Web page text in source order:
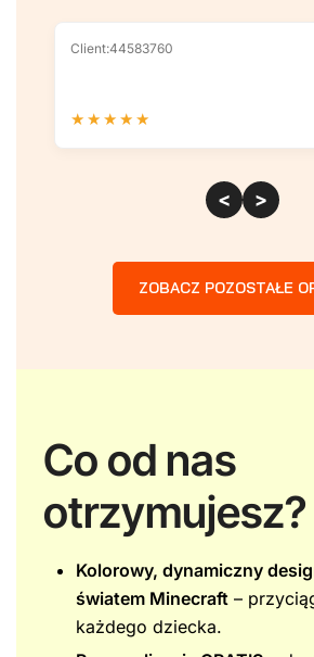
Client:44583760
★ ★ ★ ★ ★
< >
ZOBACZ POZOSTAŁE
Co od nas
otrzymujesz?
Kolorowy, dynamiczny
światem Minecraft –
każdego dziecka.